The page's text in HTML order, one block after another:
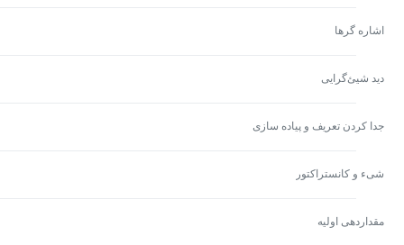
اشاره گرها
دید شیئ‌گرایی
جدا کردن تعریف و پیاده سازی
شیء و کانستراکتور
مقداردهی اولیه